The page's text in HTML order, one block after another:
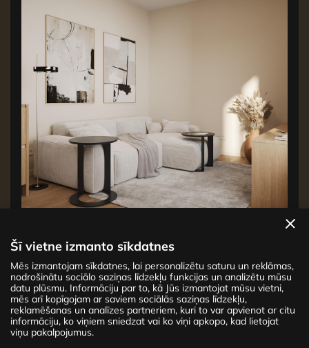
Šī vietne izmanto sīkdatnes
Mēs izmantojam sīkdatnes, lai personalizētu saturu un reklāmas,
nodrošinātu sociālo saziņas līdzekļu funkcijas un analizētu mūsu
datu plūsmu. Informāciju par to, kā Jūs izmantojat mūsu vietni,
mēs arī kopīgojam ar saviem sociālās saziņas līdzekļu,
reklamēšanas un analīzes partneriem, kuri to var apvienot ar citu
informāciju, ko viņiem sniedzat vai ko viņi apkopo, kad lietojat
viņu pakalpojumus.
Jaunais projekts CENTRUS piedāvā 142
ekskluzīvus un ērtus dzīvokļus Rīgas centrā –
no mājīgiem 24 m² līdz plašiem 210 m²
premium dzīvokļiem. Izvēlies savu mājvietu un
esi dzīves centrā!